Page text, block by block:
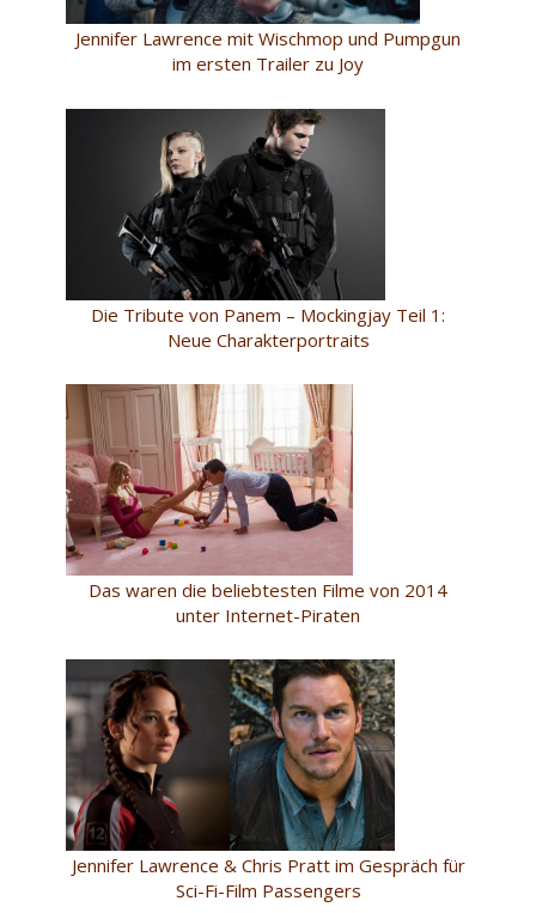
Jennifer Lawrence mit Wischmop und Pumpgun
im ersten Trailer zu Joy
Die Tribute von Panem – Mockingjay Teil 1:
Neue Charakterportraits
Das waren die beliebtesten Filme von 2014
unter Internet-Piraten
Jennifer Lawrence & Chris Pratt im Gespräch für
Sci-Fi-Film Passengers